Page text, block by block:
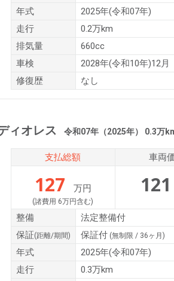
年式
2025年(令和07年)
走行
0.2万km
排気量
660cc
車検
2028年(令和10年)12月
修復歴
なし
オレス 令和07年（2025年） 0.3万
支払総額
127 万円
(諸費用 6万円含む)
車両
121
整備
法定整備付
保証(距離/期間) 保証付(無制限 / 36ヶ月)
年式
2025年(令和07年)
走行
0.3万km